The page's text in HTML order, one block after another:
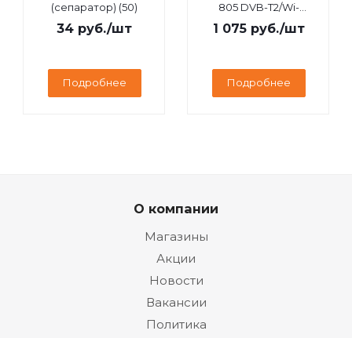
(сепаратор) (50)
34 руб./шт
Подробнее
805 DVB-T2/Wi-
Fi/IPTV/MEGOGO/YouTube,
дисплей
1 075руб./шт
Подробнее
О компании
Магазины
Акции
Новости
Вакансии
Политика